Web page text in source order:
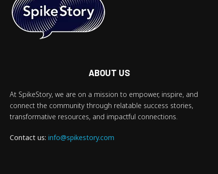
ABOUT US
At SpikeStory, we are on a mission to empower, inspire, and
connect the community through relatable success stories,
transformative resources, and impactful connections.
Contact us: info@spikestory.com